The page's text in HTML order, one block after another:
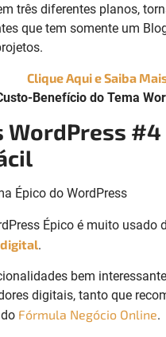
três diferentes planos,
que tem somente um
Clique Aqui e Saiba
Benefício do Tema
WordPress #4
Épico é muito usado
.
bem
digitais, tanto que
Fórmula Negócio Online.